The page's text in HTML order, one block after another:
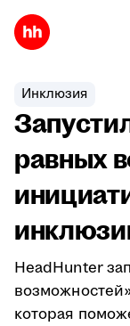
Инклюзия
равных
HeadHunter
которая